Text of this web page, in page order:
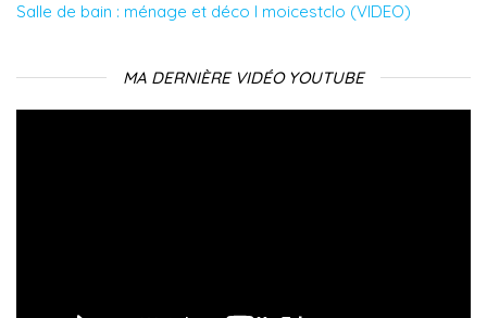
Salle de bain : ménage et déco l moicestclo (VIDEO)
MA DERNIÈRE VIDÉO YOUTUBE